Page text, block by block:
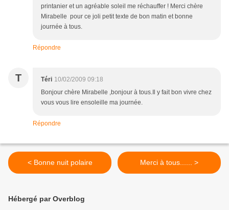
printanier et un agréable soleil me réchauffer ! Merci chère
Mirabelle pour ce joli petit texte de bon matin et bonne
journée à tous.
Répondre
T Téri 10/02/2009 09:18
Bonjour chère Mirabelle ,bonjour à tous.Il y fait bon vivre chez
vous vous lire ensoleille ma journée.
Répondre
< Bonne nuit polaire Merci à tous...... >
Hébergé par Overblog